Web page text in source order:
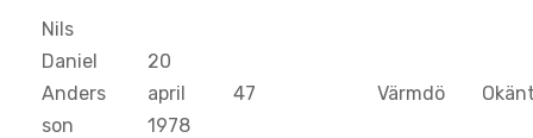
Nils
Daniel
Anders
son
20
april
1978
47 Värmdö